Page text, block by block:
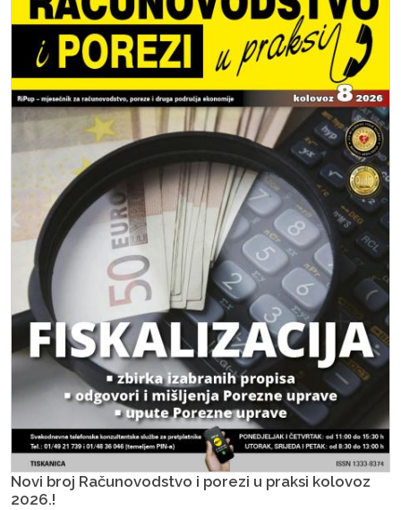
Novi broj Računovodstvo i porezi u praksi kolovoz
2026.!